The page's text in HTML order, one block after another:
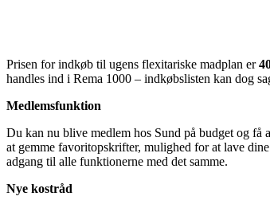
Prisen for indkøb til ugens flexitariske madplan er
handles ind i Rema 1000 – indkøbslisten kan dog
Medlemsfunktion
Du kan nu blive medlem hos Sund på budget og
at gemme favoritopskrifter, mulighed for at lave
adgang til alle funktionerne med det samme.
Nye kostråd